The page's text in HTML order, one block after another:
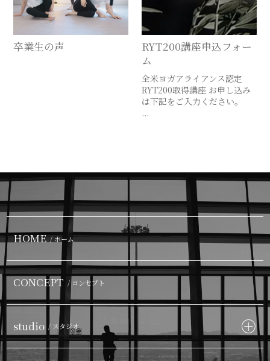
卒業生の声
RYT200講座申込フォー
ム
全米ヨガアライアンス認定
RYT200取得講座 お申し込み
は下記をご入力ください。
...
HOME / ホーム
CONCEPT / コンセプト
studio / スタジオ